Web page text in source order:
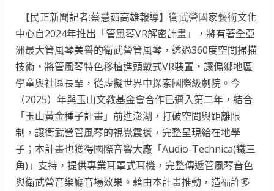
【民正新聞記者:蔡慧茹高雄報導】衛武營國家藝術文化
中心自2024年推出「管風琴VR解密計畫」，將有著全亞
洲最大管風琴美譽的衛武營管風琴，透過360度空間掃描
技術，將管風琴特色移植進頭戴式VR裝置，讓偏鄉地區
學童與社區長輩，從虛擬世界中探索國際級劇院。今
（2025）年與玉山文教基金會合作已邁入第二年，結合
「玉山黃金種子計畫」前進澎湖，打破空間與距離限
制，讓衛武營管風琴的視覺震撼，完整呈現給在地學
子；本計畫也獲得國際音響大廠「Audio-Technica(鐵三
角)」支持，提供專業耳罩式耳機，完整傳遞管風琴音色
與衛武營音樂廳音場效果。藉由本計畫推動，造福許多